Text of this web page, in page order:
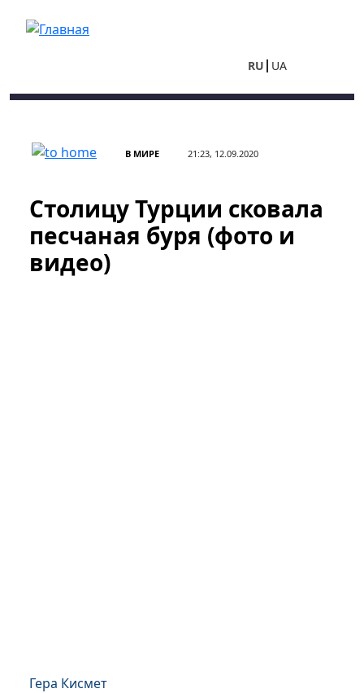
RU UA
В МИРЕ 21:23, 12.09.2020
Столицу Турции сковала
песчаная буря (фото и
видео)
Гера Кисмет